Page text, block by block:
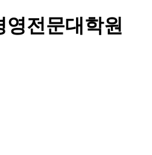
영전문대학원